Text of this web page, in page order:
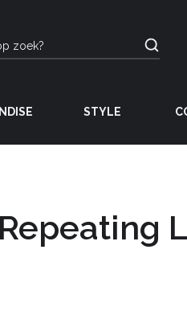
STYLE